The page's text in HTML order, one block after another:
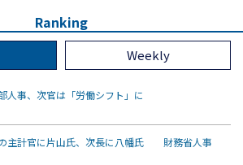
Ranking
Weekly
人事、次官は「労働シフト」に
主計官に片山氏、次長に八幡氏 財務省人事